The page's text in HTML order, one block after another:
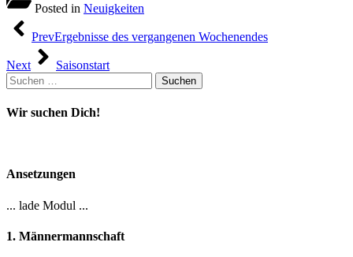
Posted in Neuigkeiten
Beitragsnavigation
PrevErgebnisse des vergangenen Wochenendes
Next
Saisonstart
Suchen
nach:
Wir suchen Dich!
Ansetzungen
... lade Modul ...
1. Männermannschaft